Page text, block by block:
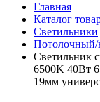
Главная
Каталог
Светильники
Потолочный/
Светильник
6500K 40Вт
19мм